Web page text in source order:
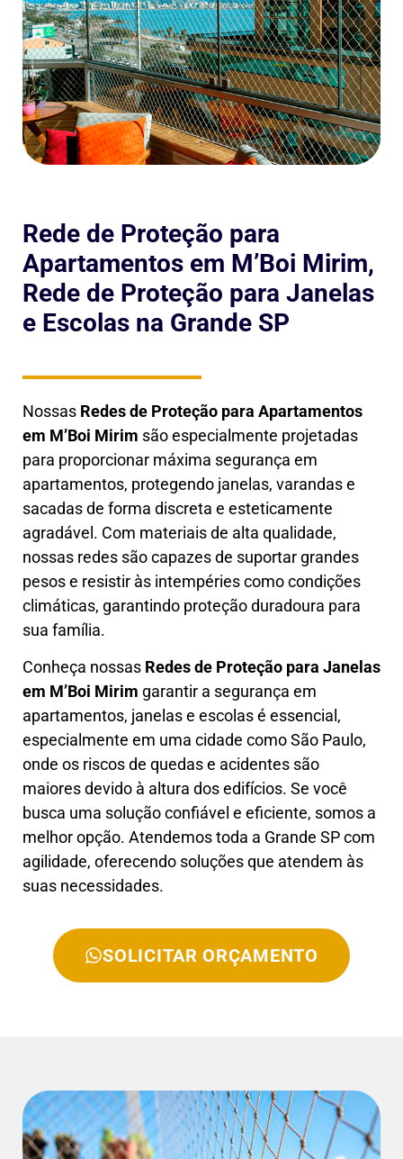
Rede de Proteção para
Apartamentos em M’Boi Mirim,
Rede de Proteção para Janelas
e Escolas na Grande SP
Nossas Redes de Proteção para Apartamentos
em M’Boi Mirim são especialmente projetadas
para proporcionar máxima segurança em
apartamentos, protegendo janelas, varandas e
sacadas de forma discreta e esteticamente
agradável. Com materiais de alta qualidade,
nossas redes são capazes de suportar grandes
pesos e resistir às intempéries como condições
climáticas, garantindo proteção duradoura para
sua família.
Conheça nossas Redes de Proteção para Janelas
em M’Boi Mirim garantir a segurança em
apartamentos, janelas e escolas é essencial,
especialmente em uma cidade como São Paulo,
onde os riscos de quedas e acidentes são
maiores devido à altura dos edifícios. Se você
busca uma solução confiável e eficiente, somos a
melhor opção. Atendemos toda a Grande SP com
agilidade, oferecendo soluções que atendem às
suas necessidades.
SOLICITAR ORÇAMENTO